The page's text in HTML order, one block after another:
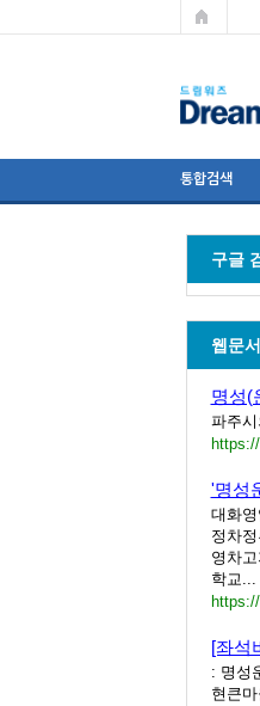
통합검색
구글
웹문서
명성(
파주
'명성
대화
정차
영차
학교...
[좌석
: 명성
현큰